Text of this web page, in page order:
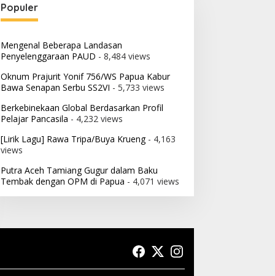
Populer
Mengenal Beberapa Landasan
Penyelenggaraan PAUD - 8,484 views
Oknum Prajurit Yonif 756/WS Papua Kabur
Bawa Senapan Serbu SS2VI - 5,733 views
Berkebinekaan Global Berdasarkan Profil
Pelajar Pancasila - 4,232 views
[Lirik Lagu] Rawa Tripa/Buya Krueng- 4,163
views
Putra Aceh Tamiang Gugur dalam Baku
Tembak dengan OPM di Papua - 4,071 views